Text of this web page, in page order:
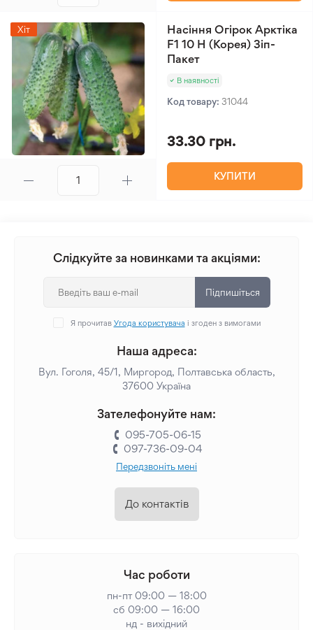
Хіт
Насіння Огірок Арктіка
F1 10 Н (Корея) Зіп-
Пакет
В наявності
Код товару: 31044
33.30 грн.
КУПИТИ
Слідкуйте за новинками та акціями:
Підпишіться
Я прочитав Угода користувача і згоден з вимогами
Наша адреса:
Вул. Гоголя, 45/1, Миргород, Полтавська область,
37600 Україна
Зателефонуйте нам:
095-705-06-15
097-736-09-04
Передзвоніть мені
До контактів
Час роботи
пн-пт 09:00 — 18:00
сб 09:00 — 16:00
нд - вихідний